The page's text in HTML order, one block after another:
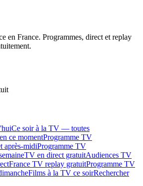
en France. Programmes, direct et replay
Ce soir à la TV — toutes
ce momentProgramme TV
après-midiProgramme TV
TV en direct gratuitAudiences TV
France TV replay gratuitProgramme TV
Films à la TV ce soirRechercher